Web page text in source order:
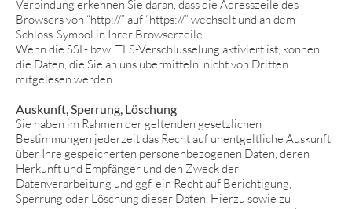
Verbindung erkennen Sie daran, dass die Adresszeile des
Browsers von “http://” auf “https://” wechselt und an dem
Schloss-Symbol in Ihrer Browserzeile.
Wenn die SSL- bzw. TLS-Verschlüsselung aktiviert ist, können
die Daten, die Sie an uns übermitteln, nicht von Dritten
mitgelesen werden.
Auskunft, Sperrung, Löschung
Sie haben im Rahmen der geltenden gesetzlichen
Bestimmungen jederzeit das Recht auf unentgeltliche Auskunft
über Ihre gespeicherten personenbezogenen Daten, deren
Herkunft und Empfänger und den Zweck der
Datenverarbeitung und ggf. ein Recht auf Berichtigung,
Sperrung oder Löschung dieser Daten. Hierzu sowie zu